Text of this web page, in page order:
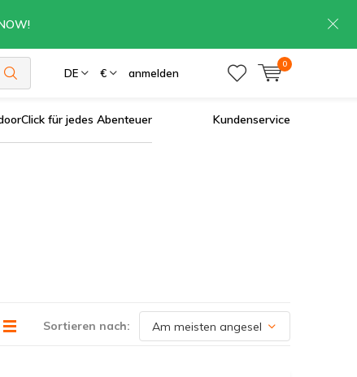
DE € anmelden
0
für jedes Abenteuer Kundenservice
Sortieren nach: